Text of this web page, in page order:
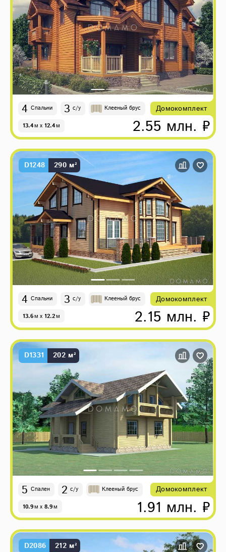
4 Спальни 3 с/у Клееный брус
13.4м x 12.4м
Домокомплект
2.55 млн. ₽
D1248 290 м²
4 Спальни 3 с/у Клееный брус
13.6м x 12.2м
Домокомплект
2.15 млн. ₽
D1331 202 м²
5 Спален 2 с/у Клееный брус
10.9м x 8.9м
Домокомплект
1.91 млн. ₽
D2086 212 м²